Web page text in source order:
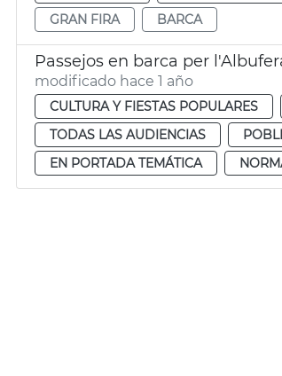
GRAN FIRA
BARCA
Passejos en barca per
modificado hace 1 año
CULTURA Y FIESTAS POPULARES
TODAS LAS AUDIENCIAS
EN PORTADA TEMÁTICA